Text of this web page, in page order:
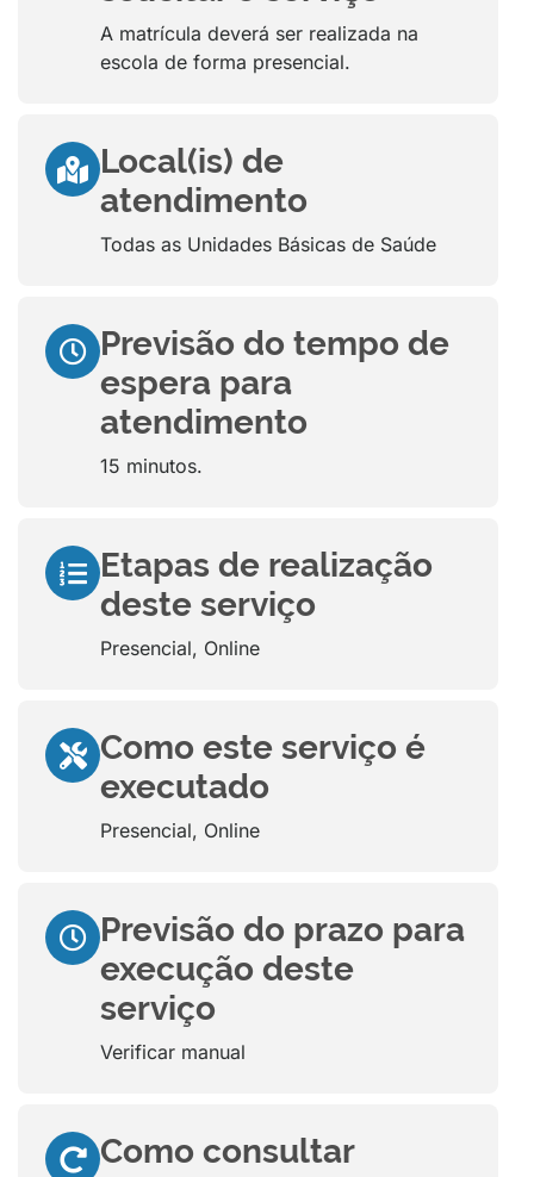
A matrícula deverá ser realizada na
escola de forma presencial.
Local(is) de
atendimento
Todas as Unidades Básicas de Saúde
Previsão do tempo de
espera para
atendimento
15 minutos.
Etapas de realização
deste serviço
Presencial, Online
Como este serviço é
executado
Presencial, Online
Previsão do prazo para
execução deste
serviço
Verificar manual
Como consultar